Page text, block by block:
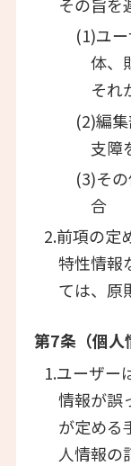
(1)ユ
体、
それ
(2)編
支障
(3)そ
合
2.前項の定
特性情報
ては、原
第7条（個人
1.ユーザー
情報が誤
が定める
人情報の